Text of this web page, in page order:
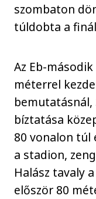
szombaton
túldobta a
Az Eb-
méterrel
bemutatásnál,
bíztatása
80 vonalon
a stadion,
Halász tavaly
először 80